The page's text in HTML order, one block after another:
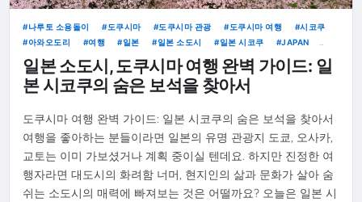
나루토 소용돌이 도쿠시마 도쿠시마 관광 도쿠시마 여행
시코쿠
아와오도리
여행 일본 일본 소도시 일본 시코쿠
JAPAN
TOKUSHIMA
일본 소도시, 도쿠시마 여행 완벽 가이드: 일
본 시코쿠의 숨은 보석을 찾아서
도쿠시마 여행 완벽 가이드: 일본 시코쿠의 숨은 보석을 찾아서
여행을 좋아하는 분들이라면 일본의 유명 관광지 도쿄, 오사카,
교토는 이미 가보셨거나 계획 중이실 텐데요. 하지만 진정한 여
행자라면 대도시의 화려함 너머, 현지인의 삶과 문화가 살아 숨
쉬는 소도시의 매력에 빠져보는 것은 어떨까요? 오늘은 일본 시